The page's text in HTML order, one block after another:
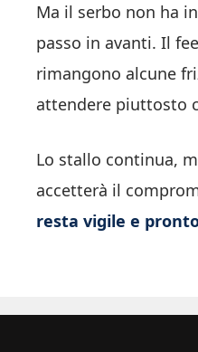
Ma il serbo non ha
passo in avanti. Il
rimangono alcune
attendere piuttosto
Lo stallo continua,
accetterà il
resta vigile e